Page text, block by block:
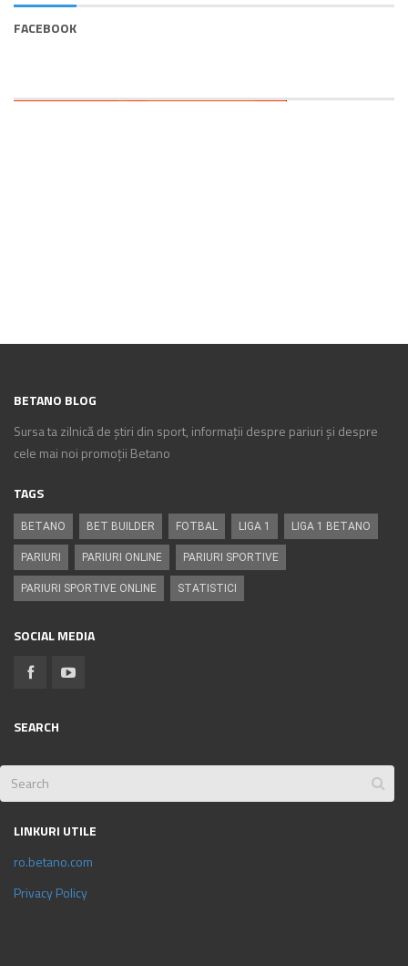
FACEBOOK
BETANO BLOG
Sursa ta zilnică de știri din sport, informații despre pariuri și despre
cele mai noi promoții Betano
TAGS
BETANO BET BUILDER FOTBAL LIGA 1 LIGA 1 BETANO
PARIURI PARIURI ONLINE PARIURI SPORTIVE
PARIURI SPORTIVE ONLINE STATISTICI
SOCIAL MEDIA
SEARCH
LINKURI UTILE
ro.betano.com
Privacy Policy